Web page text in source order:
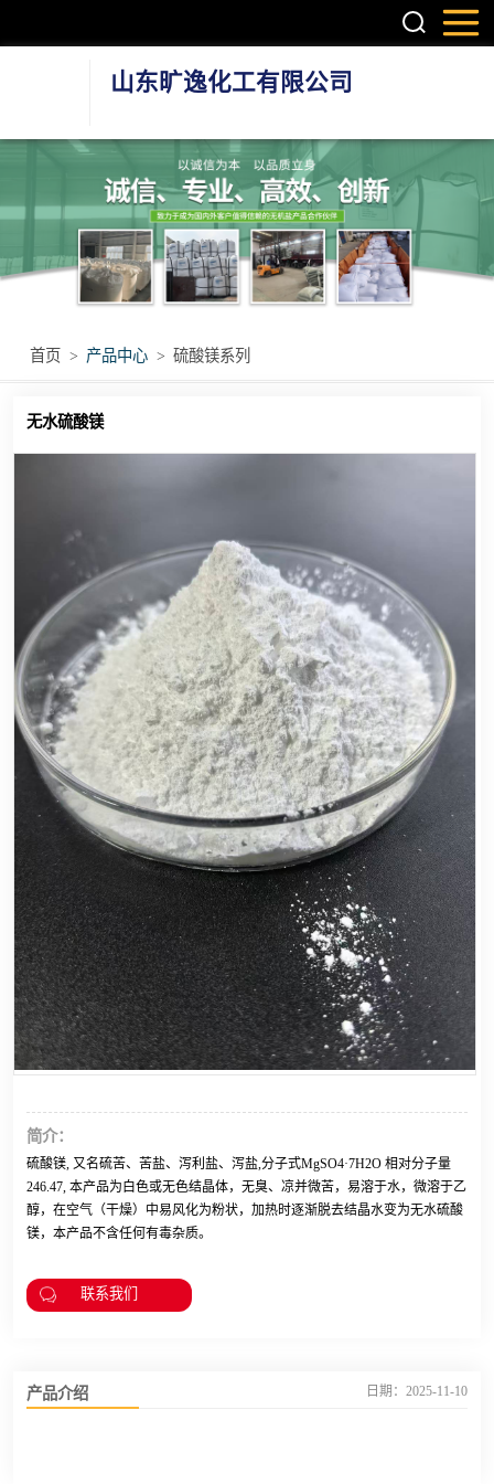
山东旷逸化工有限公司
首页 > 产品中心 > 硫酸镁系列
无水硫酸镁
简介：
硫酸镁, 又名硫苦、苦盐、泻利盐、泻盐,分子式MgSO4·7H2O 相对分子量
246.47, 本产品为白色或无色结晶体，无臭、凉并微苦，易溶于水，微溶于乙
醇，在空气（干燥）中易风化为粉状，加热时逐渐脱去结晶水变为无水硫酸
镁，本产品不含任何有毒杂质。
联系我们
产品介绍 日期：2025-11-10
硫酸镁系列
氯化镁系列
氯化钙系列